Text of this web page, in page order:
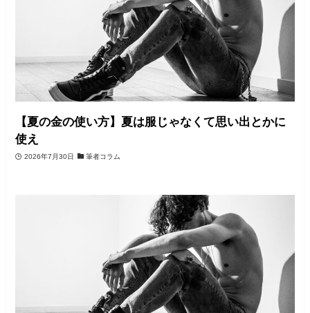
【夏の金の使い方】夏は服じゃなくて思い出とかに
使え
2026年7月30日 筆者コラム